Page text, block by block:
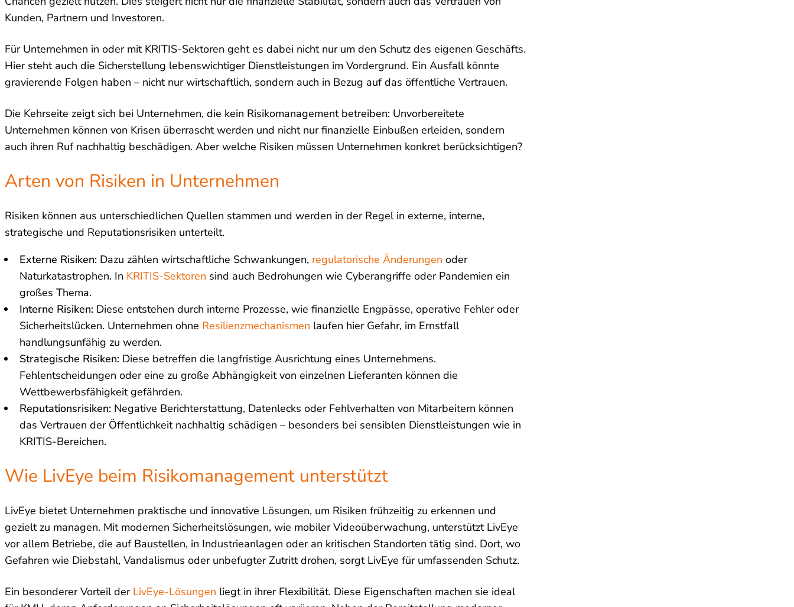
Kunden, Partnern und Investoren.
Für Unternehmen in oder mit KRITIS-Sektoren geht es dabei nicht nur um den Schutz des eigenen Geschäfts.
Hier steht auch die Sicherstellung lebenswichtiger Dienstleistungen im Vordergrund. Ein Ausfall könnte
gravierende Folgen haben – nicht nur wirtschaftlich, sondern auch in Bezug auf das öffentliche Vertrauen.
Die Kehrseite zeigt sich bei Unternehmen, die kein Risikomanagement betreiben: Unvorbereitete
Unternehmen können von Krisen überrascht werden und nicht nur finanzielle Einbußen erleiden, sondern
auch ihren Ruf nachhaltig beschädigen. Aber welche Risiken müssen Unternehmen konkret berücksichtigen?
Arten von Risiken in Unternehmen
Risiken können aus unterschiedlichen Quellen stammen und werden in der Regel in externe, interne,
strategische und Reputationsrisiken unterteilt.
Externe Risiken: Dazu zählen wirtschaftliche Schwankungen, regulatorische Änderungen oder
Naturkatastrophen. In KRITIS-Sektoren sind auch Bedrohungen wie Cyberangriffe oder Pandemien ein
großes Thema.
Interne Risiken: Diese entstehen durch interne Prozesse, wie finanzielle Engpässe, operative Fehler oder
Sicherheitslücken. Unternehmen ohne Resilienzmechanismen laufen hier Gefahr, im Ernstfall
handlungsunfähig zu werden.
Strategische Risiken: Diese betreffen die langfristige Ausrichtung eines Unternehmens.
Fehlentscheidungen oder eine zu große Abhängigkeit von einzelnen Lieferanten können die
Wettbewerbsfähigkeit gefährden.
Reputationsrisiken: Negative Berichterstattung, Datenlecks oder Fehlverhalten von Mitarbeitern können
das Vertrauen der Öffentlichkeit nachhaltig schädigen – besonders bei sensiblen Dienstleistungen wie in
KRITIS-Bereichen.
Wie LivEye beim Risikomanagement unterstützt
LivEye bietet Unternehmen praktische und innovative Lösungen, um Risiken frühzeitig zu erkennen und
gezielt zu managen. Mit modernen Sicherheitslösungen, wie mobiler Videoüberwachung, unterstützt LivEye
vor allem Betriebe, die auf Baustellen, in Industrieanlagen oder an kritischen Standorten tätig sind. Dort, wo
Gefahren wie Diebstahl, Vandalismus oder unbefugter Zutritt drohen, sorgt LivEye für umfassenden Schutz.
Ein besonderer Vorteil der LivEye-Lösungen liegt in ihrer Flexibilität. Diese Eigenschaften machen sie ideal